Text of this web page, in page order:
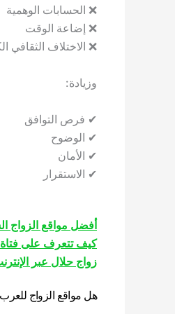
❌ الحسابات الوهمية
❌ إضاعة الوقت
❌ الاختلاف الثقافي
وزيادة:
✔ فرص التوافق
✔ الوضوح
✔ الأمان
✔ الاستقرار
أفضل مواقع الزواج
كيف تتعرف على فتاة
زواج حلال عبر
هل مواقع الزواج للعرب